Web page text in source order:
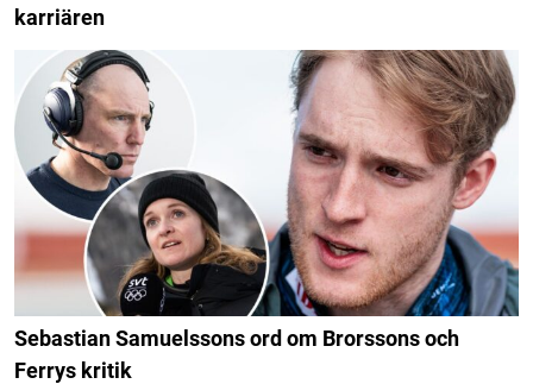
karriären
Sebastian Samuelssons ord om Brorssons och
Ferrys kritik